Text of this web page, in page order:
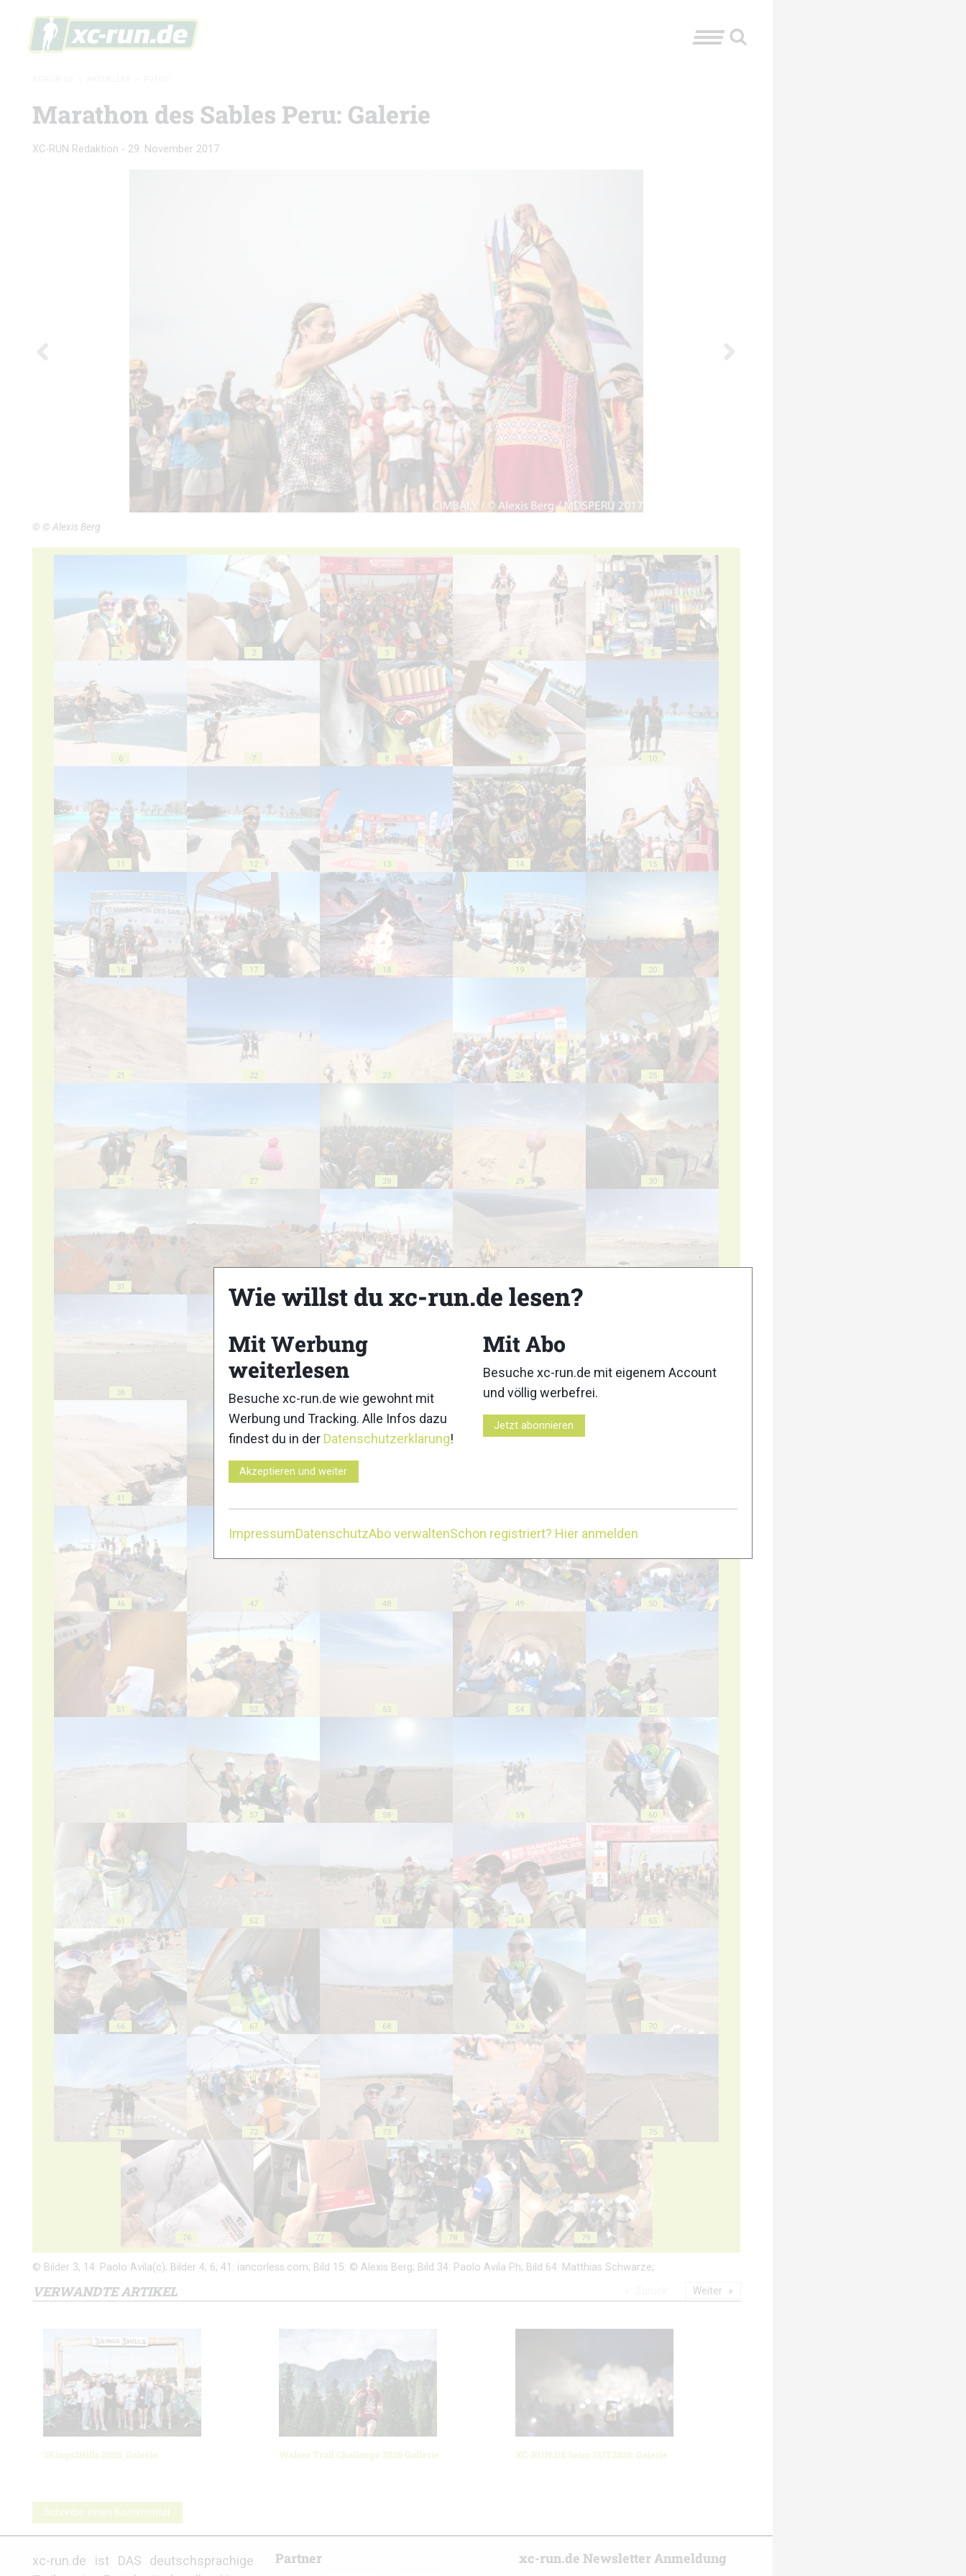
Marathon des Sables Peru: Galerie
XC-RUN Redaktion - 29. November 2017
© © Alexis Berg
1 2 3 4 5
6 7 8 9 10
11 12 13 14 15
16 17 18 19 20
21 22 23 24 25
26 27 28 29 30
31 32 34
36 39
41
46 47 48 49 50
51 52 53 54 55
56 57 58 59 60
61 62 63 64 65
66 67 68 69 70
71 72 73 74 75
76 77 78 79
© Bilder 3, 14: Paolo Avila(c); Bilder 4, 6, 41: iancorless.com; Bild 15: © Alexis Berg; Bild 34: Paolo Avila Ph; Bild 64: Matthias Schwarze;
VERWANDTE ARTIKEL
3Kings3Hills 2026: Galerie Walser Trail Challenge 2026 Gallerie XC-RUN.DE beim ZUT2026: Galerie
Weiter
Schreibe einen Kommentar
xc-run.de ist DAS deutschsprachige
Partner xc-run.de Newsletter Anmeldung
Wie willst du xc-run.de lesen?
Mit Werbung
weiterlesen
Besuche xc-run.de wie gewohnt mit
Werbung und Tracking. Alle Infos dazu
findest du in der Datenschutzerklärung!
Akzeptieren und weiter
Mit Abo
Besuche xc-run.de mit eigenem Account
und völlig werbefrei.
Jetzt abonnieren
ImpressumDatenschutzAbo verwaltenSchon registriert? Hier anmelden